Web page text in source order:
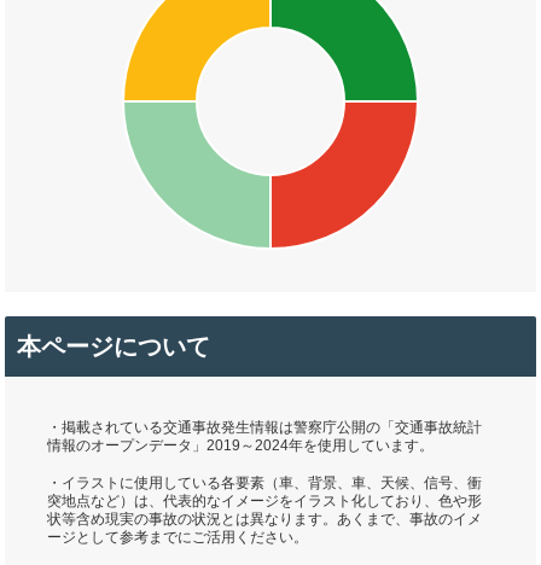
本ページについて
・掲載されている交通事故発生情報は警察庁公開の「交通事故統計
情報のオープンデータ」2019～2024年を使用しています。
・イラストに使用している各要素（車、背景、車、天候、信号、衝
突地点など）は、代表的なイメージをイラスト化しており、色や形
状等含め現実の事故の状況とは異なります。あくまで、事故のイメ
ージとして参考までにご活用ください。